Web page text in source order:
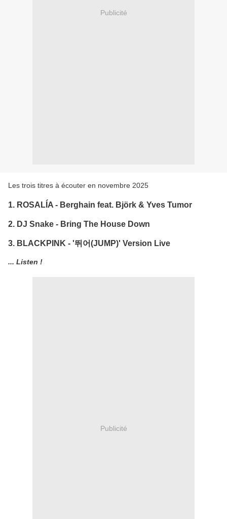
Publicité
Les trois titres à écouter en novembre 2025
1. ROSALÍA - Berghain feat. Björk & Yves Tumor
2. DJ Snake - Bring The House Down
3. BLACKPINK - '뛰어(JUMP)' Version Live
... Listen !
Publicité